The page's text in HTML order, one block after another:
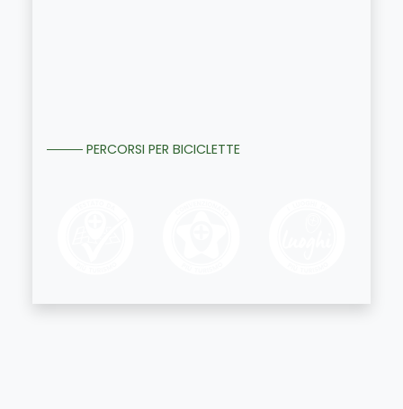
PERCORSI PER BICICLETTE